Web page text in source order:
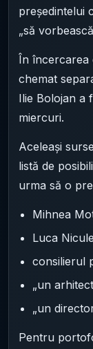
președintelui
„să
În încercarea
chemat
Ilie Bolojan a
miercuri.
Aceleași
listă de
urma să o
Mihnea
Luca
consilierul
„un
„un
Pentru